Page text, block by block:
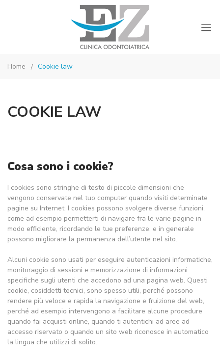
Dentistico
Home
Cookie law
COOKIE LAW
Cosa sono i cookie?
I cookies sono stringhe di testo di piccole dimensioni che
vengono conservate nel tuo computer quando visiti determinate
pagine su Internet. I cookies possono svolgere diverse funzioni,
come ad esempio permetterti di navigare fra le varie pagine in
modo efficiente, ricordando le tue preferenze, e in generale
possono migliorare la permanenza dell’utente nel sito.
Alcuni cookie sono usati per eseguire autenticazioni informatiche,
monitoraggio di sessioni e memorizzazione di informazioni
specifiche sugli utenti che accedono ad una pagina web. Questi
cookie, cosiddetti tecnici, sono spesso utili, perché possono
rendere più veloce e rapida la navigazione e fruizione del web,
perché ad esempio intervengono a facilitare alcune procedure
quando fai acquisti online, quando ti autentichi ad aree ad
accesso riservato o quando un sito web riconosce in automatico
la lingua che utilizzi di solito.